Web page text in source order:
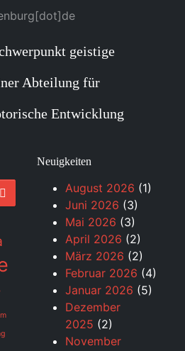
geistige
Abteilung für
Entwicklung
Neuigkeiten
August 2026 (1)
Juni 2026 (3)
Mai 2026 (3)
April 2026 (2)
März 2026 (2)
Februar 2026 (4)
Januar 2026 (5)
Dezember
2025 (2)
November